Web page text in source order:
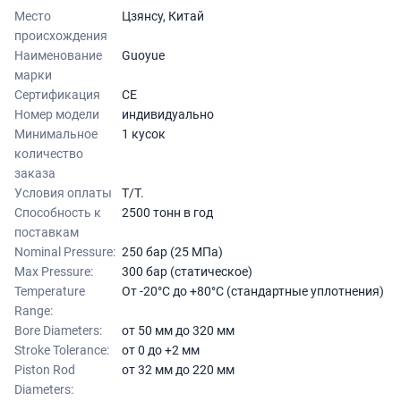
Место
происхождения
Цзянсу, Китай
Наименование
марки
Guoyue
Сертификация
CE
Номер модели
индивидуально
Минимальное
количество
заказа
1 кусок
Условия оплаты
T/T.
Способность к
поставкам
2500 тонн в год
Nominal Pressure: 250 бар (25 МПа)
Max Pressure:
300 бар (статическое)
Temperature
Range:
От -20°C до +80°C (стандартные уплотнения)
Bore Diameters:
от 50 мм до 320 мм
Stroke Tolerance:
от 0 до +2 мм
Piston Rod
Diameters:
от 32 мм до 220 мм